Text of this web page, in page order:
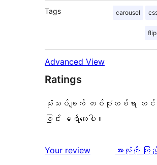
Tags carousel
flip
Advanced View
Ratings
သုံးသပ်ချက် တစ်စုံတစ်ရာ တင်သွ
ခြင်း မရှိသေးပါ။
Your review
သုံးသပ်
အားလုံးကို